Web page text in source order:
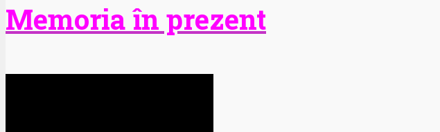
Memoria în prezent